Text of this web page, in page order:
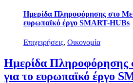
Ημερίδα Πληροφόρησης στο
ευρωπαϊκό έργο SMART-HUBs
Επιχειρήσεις, Οικονομία
Ημερίδα Πληροφόρησης
για το ευρωπαϊκό έργο